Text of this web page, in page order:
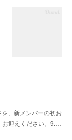
、新メンバーの初お
お迎えください。9.…